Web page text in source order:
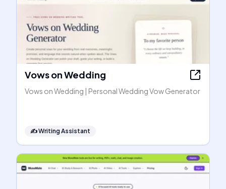
Vows on Wedding
Vows on Wedding | Personal Wedding Vow Generator
✍️Writing Assistant